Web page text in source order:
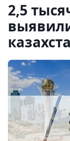
2,5